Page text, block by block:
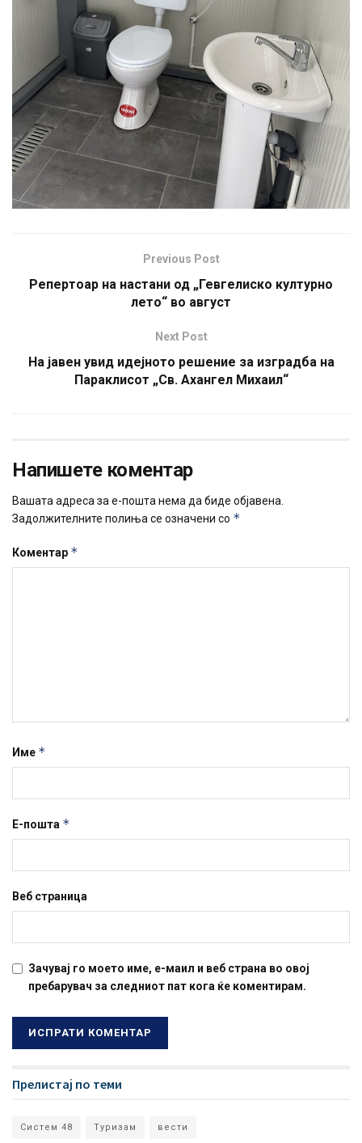
Previous Post
Репертоар на настани од „Гевгелиско културно
лето“ во август
Next Post
На јавен увид идејното решение за изградба на
Параклисот „Св. Ахангел Михаил“
Напишете коментар
Вашата адреса за е-пошта нема да биде објавена.
Задолжителните полиња се означени со *
Коментар *
Име *
Е-пошта *
Веб страница
Зачувај го моето име, е-маил и веб страна во овој
пребарувач за следниот пат кога ќе коментирам.
Прелистај по теми
Систем 48 Туризам вести